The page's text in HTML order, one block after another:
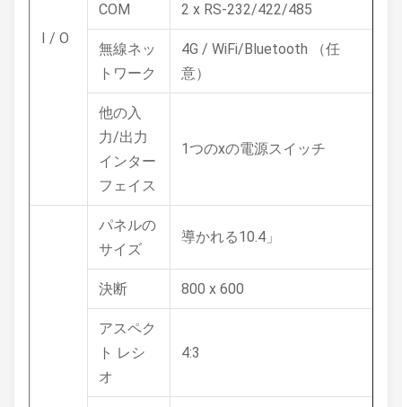
I / O
COM 2 x RS-232/422/485
無線ネッ
トワーク
4G / WiFi/Bluetooth （任
意）
他の入
力/出力
インター
フェイス
1つのxの電源スイッチ
パネルの
サイズ
導かれる10.4」
決断 800 x 600
アスペク
ト レシ
オ
4:3